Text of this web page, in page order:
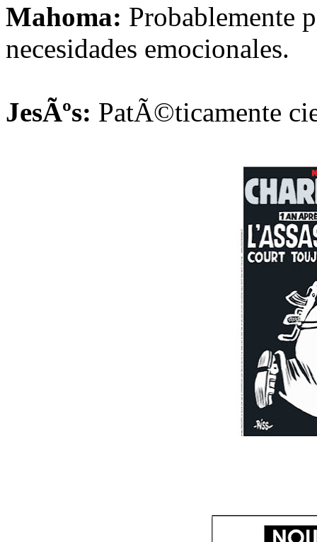
Mahoma: Probablemente
necesidades emocionales.
JesÃºs: PatÃ©ticamente